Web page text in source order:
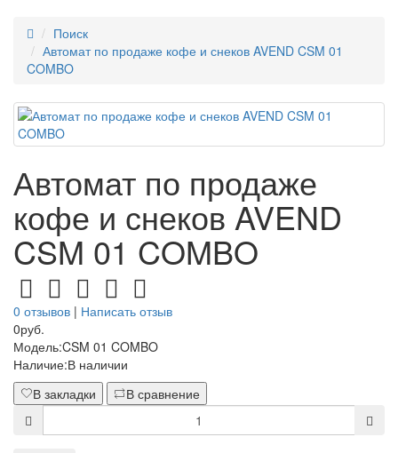
Поиск
Автомат по продаже кофе и снеков AVEND CSM 01
COMBO
Автомат по продаже
кофе и снеков AVEND
CSM 01 COMBO
0 отзывов | Написать отзыв
0руб.
Модель:CSM 01 COMBO
Наличие:В наличии
В закладки
В сравнение